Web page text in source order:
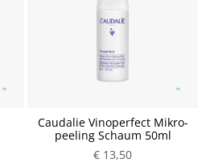
Caudalie Vinoperfect Mikro-
peeling Schaum 50ml
€ 13,50